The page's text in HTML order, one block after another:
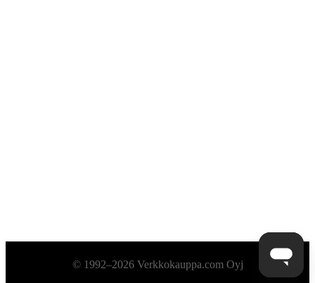
Alatunniste© 1992–2026 Verkkokauppa.com Oyj